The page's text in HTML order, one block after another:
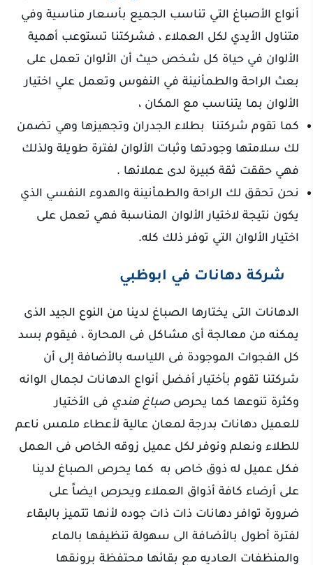
أنواع الأصباغ التي تناسب الجميع بأسعار مناسية وفي
متناول الأيدي لكل العملاء ، فشركتنا تستوعب أهمية
الألوان في حياة كل شخص حيث أن الألوان تعمل على
بعث الراحة والطمأنينة في النفوس وتعمل علي اختيار
الألوان بما يتناسب مع المكان ،
كما تقوم شركتنا بطلاء الجدران وتجهيزها وهي تضمن
لك سلامتها وجودتها وثبات الألوان لفترة طويلة ولذلك
فهي حققت ثقة كبيرة لدى عملائها .
نحن تحقق لك الراحة والطمأنينة والهدوء النفسي الذي
يكون نتيجة لاختيار الألوان المناسبة فهي تعمل على
اختيار الألوان التي توفر ذلك كله.
شركة دهانات في ابوظبي
الدهانات التى يختارها الصباغ لدينا من النوع الجيد الذى
يمكنه من معالجة أى مشاكل فى المحارة ، فيقوم بسد
كل الفجوات الموجودة فى اللياسه بالأضافة إلى أن
شركتنا تقوم بأختيار أفضل أنواع الدهانات لجمال الوانه
وكثرة تنوعها كما يحرصصباغ هندي فى الأختيار
للعميل دهانات بدرجة لمعان عالية لأعطاء ملمس ناعم
للطلاء ونعلم ونوفر لكل عميل زوقه الخاص فى العمل
فكل عميل له ذوق خاص به كما يحرص الصباغ لدينا
على أرضاء كافة أذواق العملاء ويحرص ايضاً على
ضرورة توافر دهانات ذات ذات جوده لأنها تتميز بالبقاء
لفترة أطول بالأضافة الى سهولة تنظيفها بالماء
والمنظفات العاديه مع بقائها محتفظة برونقها